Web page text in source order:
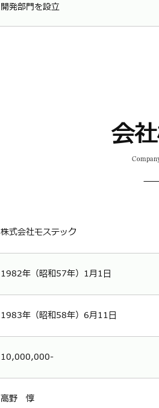
開発部門を設立
会
株式会社モステック
1982年（昭和57年）1月1日
1983年（昭和58年）6月11日
10,000,000-
高野 惇